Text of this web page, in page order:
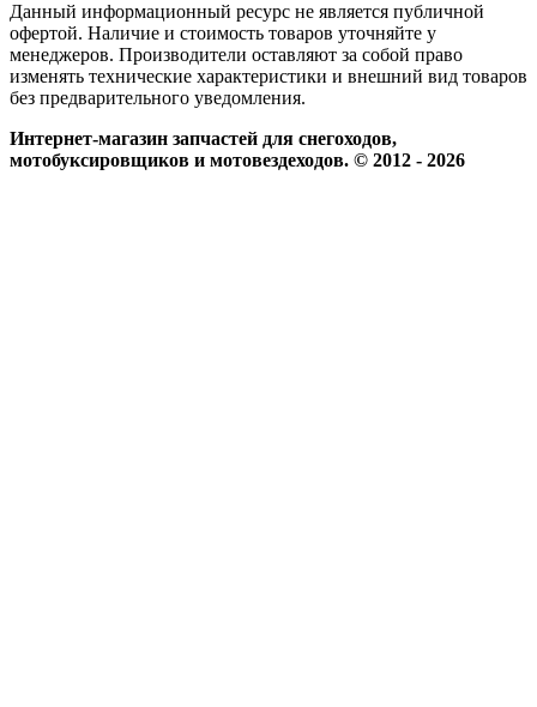
Данный информационный ресурс не является публичной
офертой. Наличие и стоимость товаров уточняйте у
менеджеров. Производители оставляют за собой право
изменять технические характеристики и внешний вид товаров
без предварительного уведомления.
Интернет-магазин запчастей для снегоходов,
мотобуксировщиков и мотовездеходов. © 2012 - 2026